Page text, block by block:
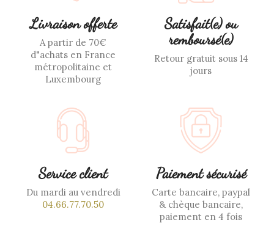
Livraison offerte
A partir de 70€
d"achats en France
métropolitaine et
Luxembourg
Satisfait(e) ou
remboursé(e)
Retour gratuit sous 14
jours
Service client
Du mardi au vendredi
04.66.77.70.50
Paiement sécurisé
Carte bancaire, paypal
& chèque bancaire,
paiement en 4 fois